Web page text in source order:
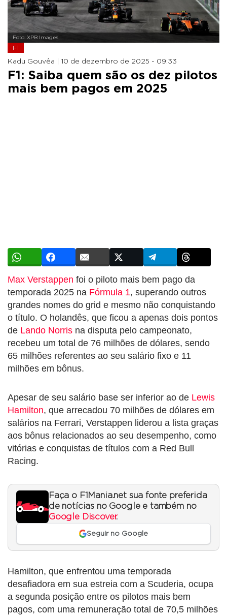
Foto: XPB Images
F1
Kadu Gouvêa | 10 de dezembro de 2025 - 09:33
F1: Saiba quem são os dez pilotos
mais bem pagos em 2025
Max Verstappen foi o piloto mais bem pago da
temporada 2025 na Fórmula 1, superando outros
grandes nomes do grid e mesmo não conquistando
o título. O holandês, que ficou a apenas dois pontos
de Lando Norris na disputa pelo campeonato,
recebeu um total de 76 milhões de dólares, sendo
65 milhões referentes ao seu salário fixo e 11
milhões em bônus.
Apesar de seu salário base ser inferior ao de Lewis
Hamilton, que arrecadou 70 milhões de dólares em
salários na Ferrari, Verstappen liderou a lista graças
aos bônus relacionados ao seu desempenho, como
vitórias e conquistas de títulos com a Red Bull
Racing.
Faça o F1Mania.net sua fonte preferida
de notícias no Google e também no
Google Discover.
Seguir no Google
Hamilton, que enfrentou uma temporada
desafiadora em sua estreia com a Scuderia, ocupa
a segunda posição entre os pilotos mais bem
pagos, com uma remuneração total de 70,5 milhões